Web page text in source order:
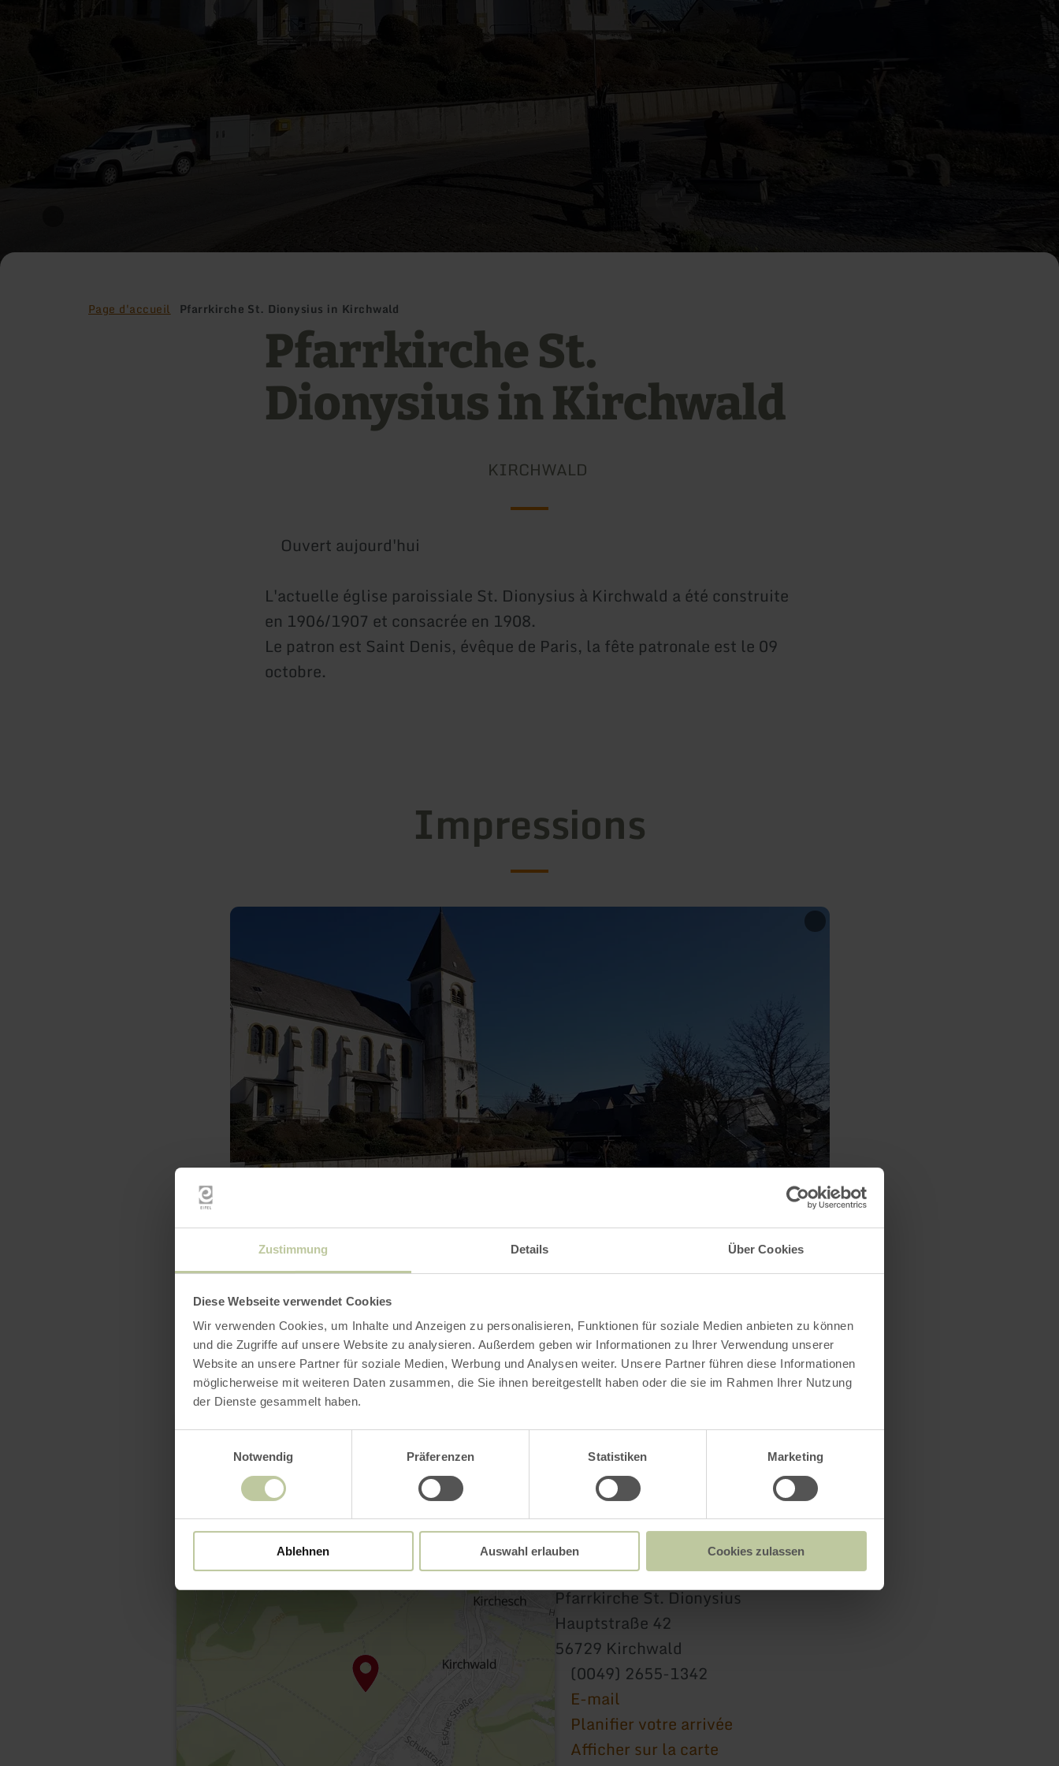
Zustimmung Details Über Cookies
Diese Webseite verwendet Cookies
Wir verwenden Cookies, um Inhalte und Anzeigen zu personalisieren, Funktionen für soziale Medien anbieten zu können
und die Zugriffe auf unsere Website zu analysieren. Außerdem geben wir Informationen zu Ihrer Verwendung unserer
Website an unsere Partner für soziale Medien, Werbung und Analysen weiter. Unsere Partner führen diese Informationen
möglicherweise mit weiteren Daten zusammen, die Sie ihnen bereitgestellt haben oder die sie im Rahmen Ihrer Nutzung
der Dienste gesammelt haben.
Notwendig
Präferenzen Statistiken Marketing
Ablehnen Auswahl erlauben Cookies zulassen
Page d'accueil Pfarrkirche St. Dionysius in Kirchwald
Pfarrkirche St.
Dionysius in Kirchwald
KIRCHWALD
Ouvert aujourd'hui
L'actuelle église paroissiale St. Dionysius à Kirchwald a été construite
en 1906/1907 et consacrée en 1908.
Le patron est Saint Denis, évêque de Paris, la fête patronale est le 09
octobre.
Impressions
Contact
Pfarrkirche St. Dionysius
Hauptstraße 42
56729 Kirchwald
(0049) 2655-1342
E-mail
Planifier votre arrivée
Afficher sur la carte